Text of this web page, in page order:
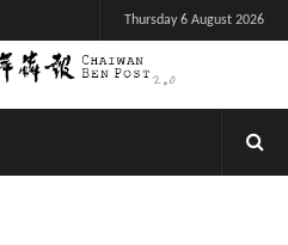
Thursday 6 August 2026